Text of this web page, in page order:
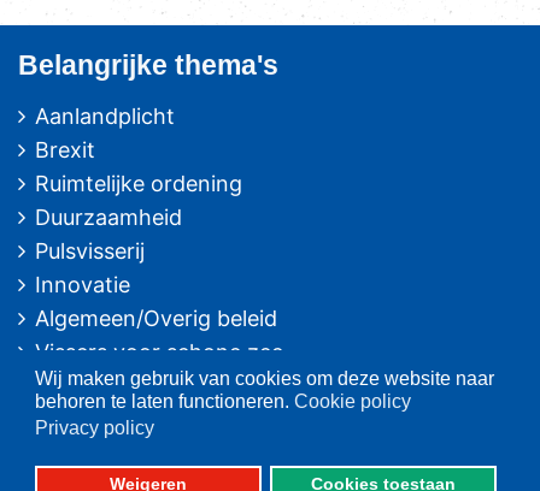
Wij maken gebruik van cookies om deze website naar
behoren te laten functioneren. Cookie policy
Privacy policy
Weigeren Cookies toestaan
Belangrijke thema's
Aanlandplicht
Brexit
Ruimtelijke ordening
Duurzaamheid
Pulsvisserij
Innovatie
Algemeen/Overig beleid
Vissers voor schone zee
Op deze website